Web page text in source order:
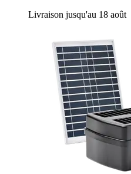
Livraison jusqu'au 18 août